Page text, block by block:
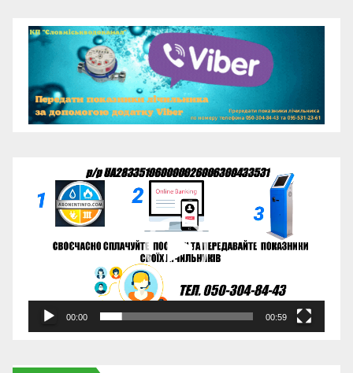
Відеопрогравач
00:00 00:59